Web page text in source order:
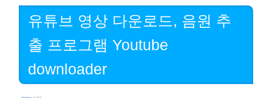
유튜브 영상 다운로드, 음원 추
출 프로그램 Youtube
downloader